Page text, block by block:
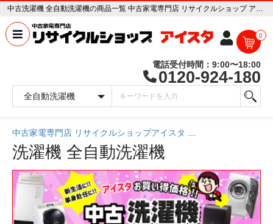
中古洗濯機 全自動洗濯機の商品一覧 中古家電専門店 リサイクルショップ アイスタ
0
電話受付時間：9:00〜18:00
0120-924-180
中古家電専門店 リサイクルショップアイスタ
洗濯機 全自動洗濯機